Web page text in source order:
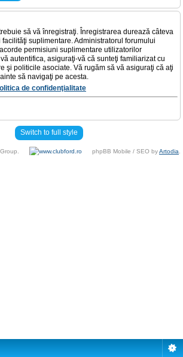
să vă înregistraţi. Înregistrarea durează câteva
suplimentare. Administratorul forumului
permisiuni suplimentare utilizatorilor
autentifica, asiguraţi-vă că sunteţi familiarizat cu
şi politicile asociate. Vă rugăm să vă asiguraţi că aţi
să navigaţi pe acesta.
de confidenţialitate
Switch to full style
phpBB Mobile / SEO byArtodia